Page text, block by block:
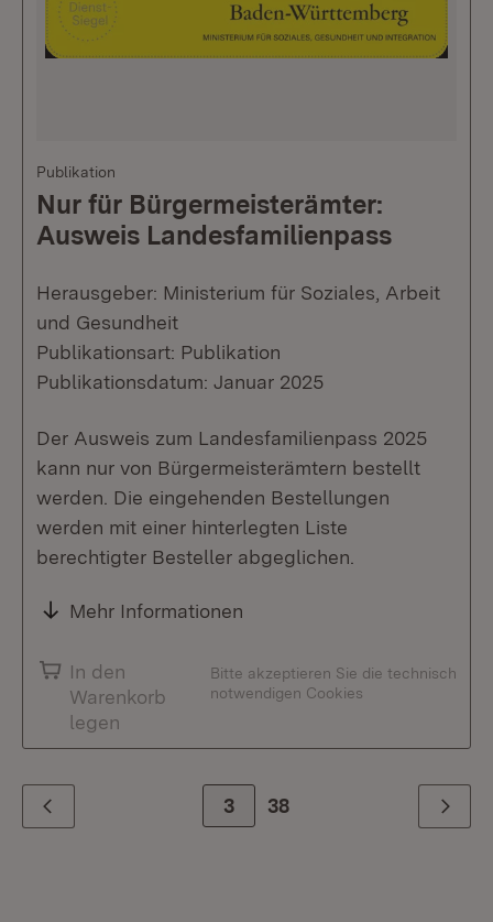
Publikation
Nur für Bürgermeisterämter:
Ausweis Landesfamilienpass
Herausgeber: Ministerium für Soziales, Arbeit
und Gesundheit
Publikationsart: Publikation
Publikationsdatum: Januar 2025
Der Ausweis zum Landesfamilienpass 2025
kann nur von Bürgermeisterämtern bestellt
werden. Die eingehenden Bestellungen
werden mit einer hinterlegten Liste
berechtigter Besteller abgeglichen.
Mehr Informationen
In den
Warenkorb
legen
Bitte akzeptieren Sie die technisch
notwendigen Cookies
Zurück Zur Seite
3 38 Weiter